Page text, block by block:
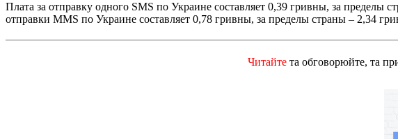
Плата за отправку одного SMS по Украине составляет 0,39 гривны, за
отправки MMS по Украине составляет 0,78 гривны, за пределы страны – 2,34
Читайте та обговорюйте, та